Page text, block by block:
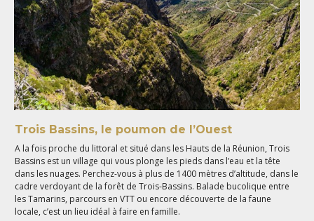
Trois Bassins, le poumon de l’Ouest
A la fois proche du littoral et situé dans les Hauts de la Réunion, Trois
Bassins est un village qui vous plonge les pieds dans l’eau et la tête
dans les nuages. Perchez-vous à plus de 1400 mètres d’altitude, dans le
cadre verdoyant de la forêt de Trois-Bassins. Balade bucolique entre
les Tamarins, parcours en VTT ou encore découverte de la faune
locale, c’est un lieu idéal à faire en famille.